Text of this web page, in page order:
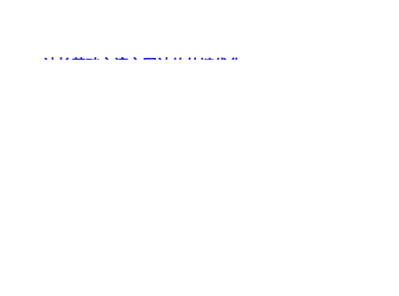
站长基础交流之网站的外链优化